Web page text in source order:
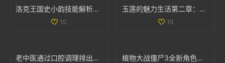
洛克王国史小韵技能解析与专属技能全面解读
10
玉莲的魅力生活第二章：探索爱情与激情的旅程
10
老中医通过口腔调理排出体内阴毒的方法揭秘 植物大战僵尸3全新角色揭秘 異次元之旅精彩不断